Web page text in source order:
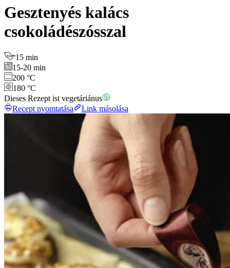
Gesztenyés kalács
csokoládészósszal
15 min
15-20 min
200 °C
180 °C
Dieses Rezept ist vegetáriánus
Recept nyomtatása
Link másolása